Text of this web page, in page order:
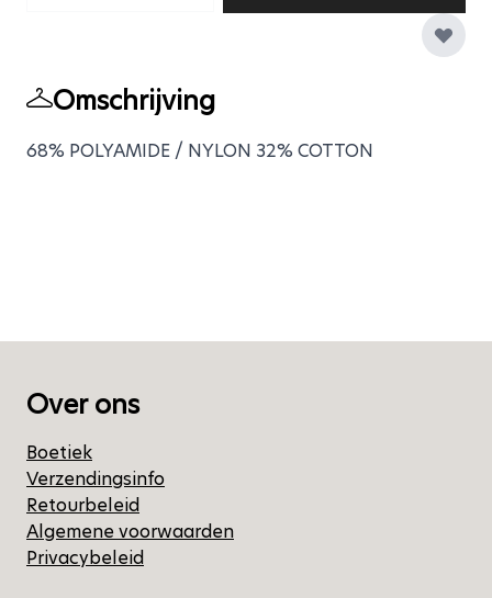
Omschrijving
68% POLYAMIDE / NYLON 32% COTTON
Over ons
Boetiek
Verzendingsinfo
Retourbeleid
Algemene voorwaarden
Privacybeleid